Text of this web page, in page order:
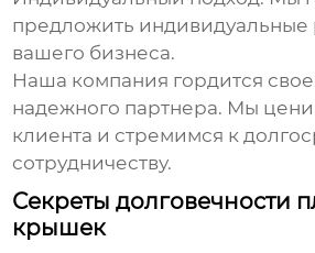
предложить
вашего бизнеса.
Наша компания гордится
надежного партнера. Мы
клиента и стремимся к
сотрудничеству.
Секреты долговечности
крышек